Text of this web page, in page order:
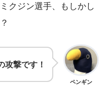
クジン選手、もしかし
ペンギン
攻撃です！